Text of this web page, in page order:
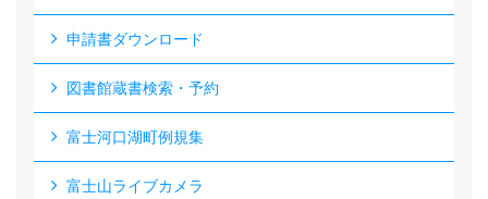
申請書ダウンロード
図書館蔵書検索・予約
富士河口湖町例規集
富士山ライブカメラ